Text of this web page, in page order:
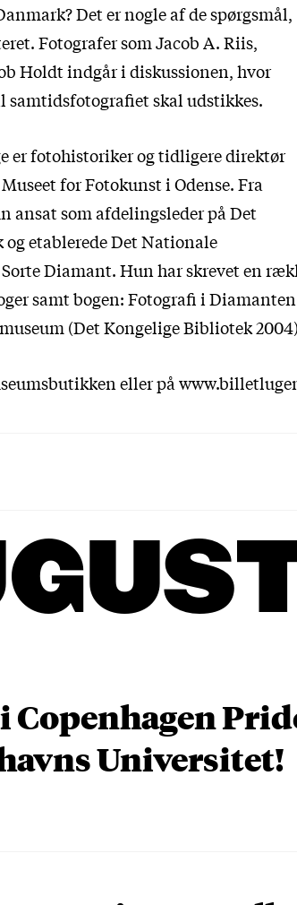
Det er nogle af de spørgsmål,
Fotografer som Jacob A. Riis,
Holdt indgår i diskussionen, hvor
samtidsfotografiet skal udstikkes.
er fotohistoriker og tidligere direktør
for Fotokunst i Odense. Fra
ansat som afdelingsleder på Det
etablerede Det Nationale
Diamant. Hun har skrevet en
samt bogen: Fotografi i
(Det Kongelige Bibliotek
eller på
Copenhagen
Universitet!